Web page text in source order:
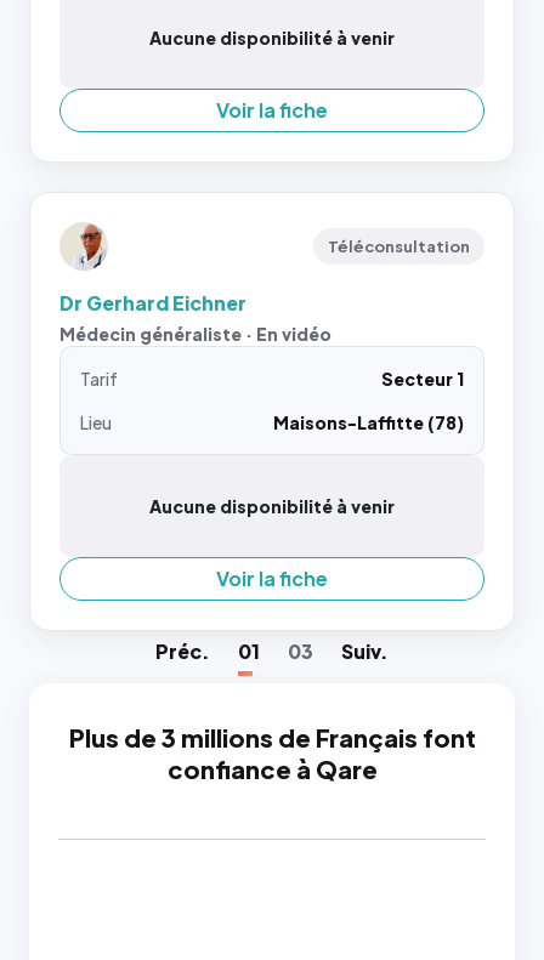
Aucune disponibilité à venir
Voir la fiche
Téléconsultation
Dr Gerhard Eichner
Médecin généraliste · En vidéo
Tarif
Secteur 1
Lieu
Maisons-Laffitte (78)
Aucune disponibilité à venir
Voir la fiche
Préc. 01 03 Suiv.
Plus de 3 millions de Français font
confiance à Qare